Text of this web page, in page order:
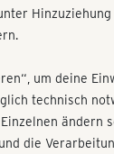
um deine
technisch
ändern
die